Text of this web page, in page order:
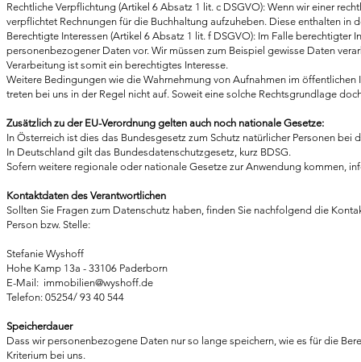
Rechtliche Verpflichtung (Artikel 6 Absatz 1 lit. c DSGVO): Wenn wir einer
verpflichtet Rechnungen für die Buchhaltung aufzuheben. Diese enthalten in
Berechtigte Interessen (Artikel 6 Absatz 1 lit. f DSGVO): Im Falle
personenbezogener Daten vor. Wir müssen zum Beispiel gewisse Daten
Verarbeitung ist somit ein berechtigtes Interesse.
Weitere Bedingungen wie die Wahrnehmung von Aufnahmen im
treten bei uns in der Regel nicht auf. Soweit eine solche Rechtsgrundlage
Zusätzlich zu der EU-Verordnung gelten auch noch nationale Gesetze:
In Österreich ist dies das Bundesgesetz zum Schutz natürlicher Personen
In Deutschland gilt das Bundesdatenschutzgesetz, kurz BDSG.
Sofern weitere regionale oder nationale Gesetze zur Anwendung kommen,
Kontaktdaten des Verantwortlichen
Sollten Sie Fragen zum Datenschutz haben, finden Sie nachfolgend die
Person bzw. Stelle:
Stefanie Wyshoff
Hohe Kamp 13a - 33106 Paderborn
E-Mail: immobil ien@wyshoff.de
Telefon: 05254/ 93 40 544
Speicherdauer
Dass wir personenbezogene Daten nur so lange speichern, wie es für die
Kriterium bei uns.